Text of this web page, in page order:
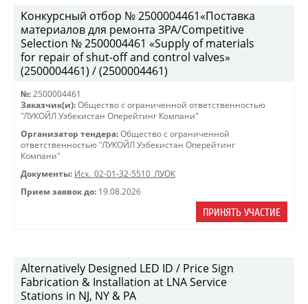
Конкурсный отбор № 2500004461«Поставка
материалов для ремонта ЗРА/Competitive
Selection № 2500004461 «Supply of materials
for repair of shut-off and control valves»
(2500004461) / (2500004461)
№: 2500004461
Заказчик(и): Общество с ограниченной ответственностью
"ЛУКОЙЛ Узбекистан Оперейтинг Компани"
Организатор тендера: Общество с ограниченной
ответственностью "ЛУКОЙЛ Узбекистан Оперейтинг
Компани"
Документы: Исх._02-01-32-5510_ЛУОК
Прием заявок до: 19.08.2026
ПРИНЯТЬ УЧАСТИЕ
Alternatively Designed LED ID / Price Sign
Fabrication & Installation at LNA Service
Stations in NJ, NY & PA